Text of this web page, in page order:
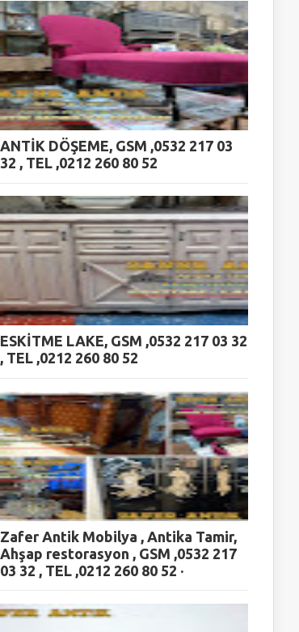
ANTİK DÖŞEME, GSM ,0532 217 03
32 , TEL ,0212 260 80 52
ESKİTME LAKE, GSM ,0532 217 03 32
, TEL ,0212 260 80 52
Zafer Antik Mobilya , Antika Tamir,
Ahşap restorasyon , GSM ,0532 217
03 32 , TEL ,0212 260 80 52 ·